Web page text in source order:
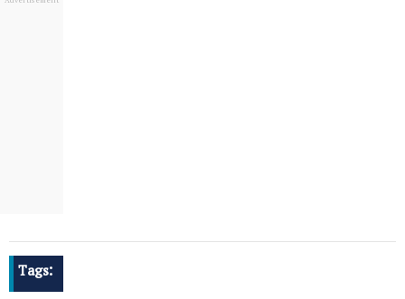
Tags: